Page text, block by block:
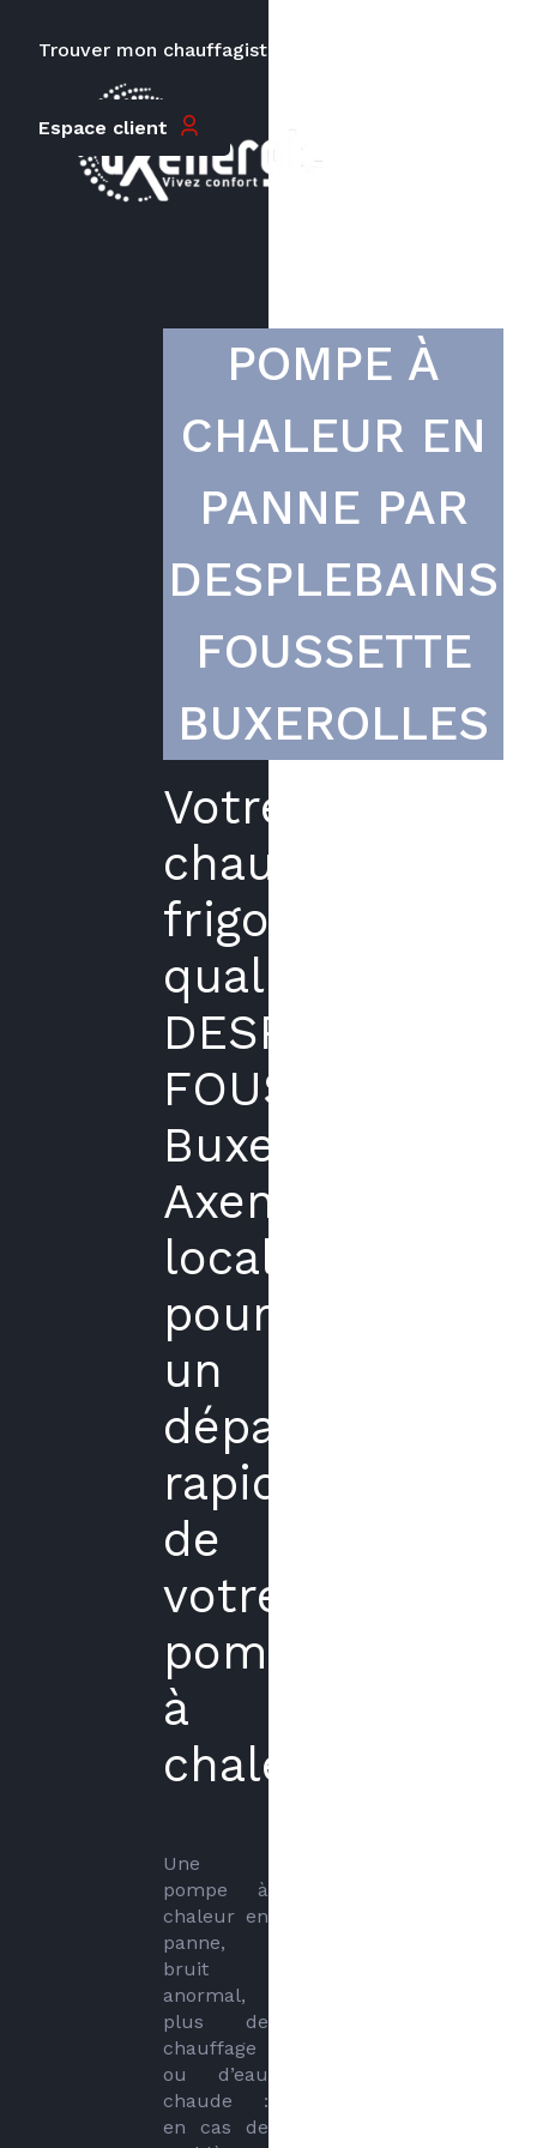
Trouver mon chauffagiste
Espace client
POMPE À
CHALEUR EN
PANNE PAR
DESPLEBAINS
FOUSSETTE
BUXEROLLES
Votre
chauffagiste
frigoriste
qualifié
DESPLEBAINS
FOUSSETTE
Buxerolles
Axenergie
local
pour
un
dépannage
rapide
de
votre
pompe
à
chaleur
Une
pompe à
chaleur en
panne,
bruit
anormal,
plus de
chauffage
ou d’eau
chaude :
en cas de